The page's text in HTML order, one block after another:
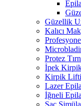
Güzellik
Kalıcı
Protez
İpek
Kirpik
Lazer
İğneli
Saç